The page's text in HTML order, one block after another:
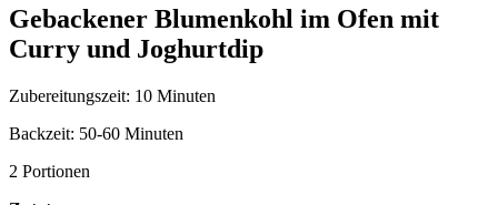
Gebackener Blumenkohl im Ofen mit
Curry und Joghurtdip
Zubereitungszeit: 10 Minuten
Backzeit: 50-60 Minuten
2 Portionen